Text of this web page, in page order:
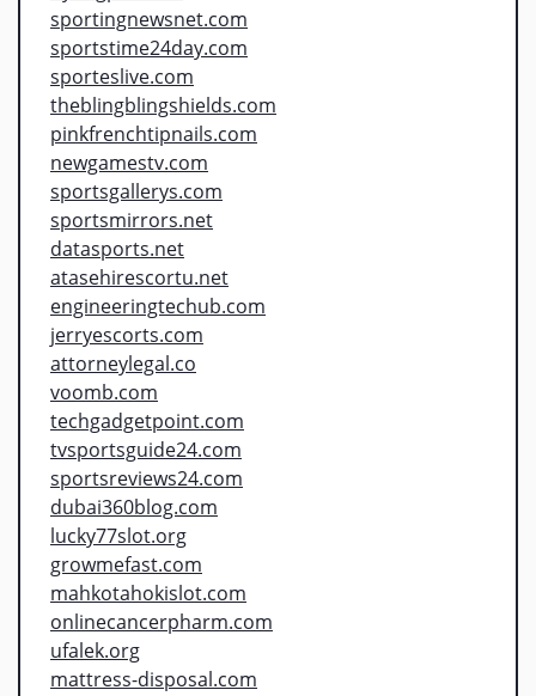
sportingnewsnet.com
sportstime24day.com
sporteslive.com
theblingblingshields.com
pinkfrenchtipnails.com
newgamestv.com
sportsgallerys.com
sportsmirrors.net
datasports.net
atasehirescortu.net
engineeringtechub.com
jerryescorts.com
attorneylegal.co
voomb.com
techgadgetpoint.com
tvsportsguide24.com
sportsreviews24.com
dubai360blog.com
lucky77slot.org
growmefast.com
mahkotahokislot.com
onlinecancerpharm.com
ufalek.org
mattress-disposal.com